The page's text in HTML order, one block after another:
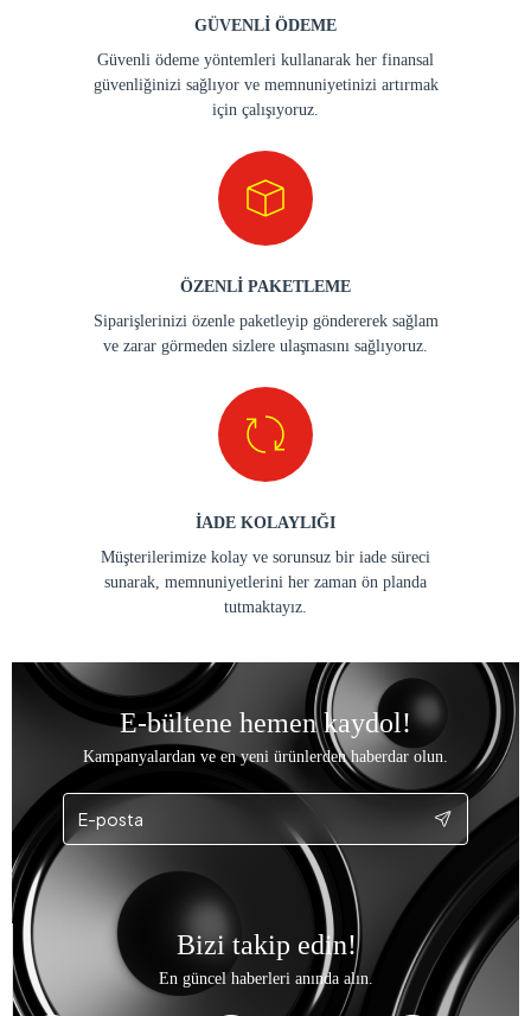
GÜVENLİ ÖDEME
Güvenli ödeme yöntemleri kullanarak her finansal
güvenliğinizi sağlıyor ve memnuniyetinizi artırmak
için çalışıyoruz.
ÖZENLİ PAKETLEME
Siparişlerinizi özenle paketleyip göndererek sağlam
ve zarar görmeden sizlere ulaşmasını sağlıyoruz.
İADE KOLAYLIĞI
Müşterilerimize kolay ve sorunsuz bir iade süreci
sunarak, memnuniyetlerini her zaman ön planda
tutmaktayız.
E-bültene hemen kaydol!
Kampanyalardan ve en yeni ürünlerden haberdar olun.
Bizi takip edin!
En güncel haberleri anında alın.